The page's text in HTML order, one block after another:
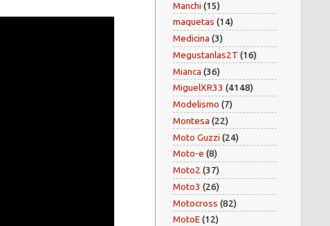
Manchi (15)
maquetas (14)
Medicina (3)
Megustanlas2T (16)
Mianca (36)
MiguelXR33 (4148)
Modelismo (7)
Montesa (22)
Moto Guzzi (24)
Moto-e (8)
Moto2 (37)
Moto3 (26)
Motocross (82)
MotoE(12)